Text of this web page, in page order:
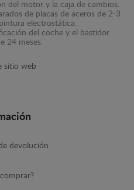
del motor y la caja de cambios.
de placas de aceros de 2-3
electrostática.
del coche y el bastidor.
24 meses.
sitio web
devolución